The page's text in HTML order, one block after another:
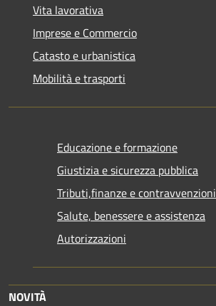
Vita lavorativa
Imprese e Commercio
Catasto e urbanistica
Mobilità e trasporti
Educazione e formazione
Giustizia e sicurezza pubblica
Tributi,finanze e contravvenzioni
Salute, benessere e assistenza
Autorizzazioni
NOVITÀ